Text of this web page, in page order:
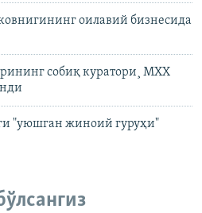
оилавий бизнесида
собиқ куратори¸ МХХ
"уюшган жиноий гуруҳи"